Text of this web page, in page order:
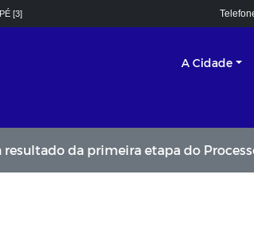
[3]
A Cidade
da primeira etapa do Processo Seletivo